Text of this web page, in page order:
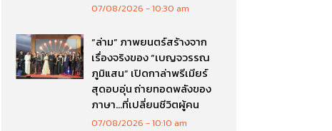
07/08/2026 10:30 am
“ล่าม” ภาพยนตร์สร้างจาก
เรื่องจริงของ “เบญจวรรณ
ภูมิแสน” เปิดกาล่าพรีเมียร์
สุดอบอุ่น ถ่ายทอดพลังของ
ภาษา…ที่เปลี่ยนชีวิตผู้คน
07/08/2026 10:10 am